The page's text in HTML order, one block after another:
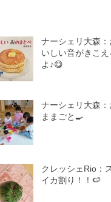
ナーシェリ大森：
いしい音がきこえ
よ♪😋
ナーシェリ大森：
ままごと🍳
クレッシェRio：
イカ割り！！🍉